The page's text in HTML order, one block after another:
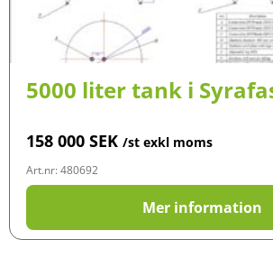
5000 liter tank i
158 000 SEK /st exkl moms
Art.nr: 480692
Mer information